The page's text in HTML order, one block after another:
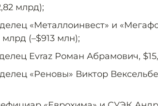
млрд);
«Металлоинвест» и
млрд (–$913 млн);
Evraz Роман Абрамович,
«Реновы» Виктор